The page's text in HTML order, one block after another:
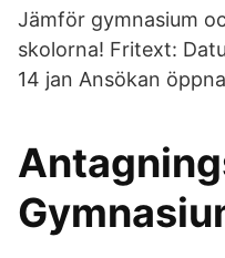
Jämför gymnasium
skolorna! Fritext:
14 jan Ansökan